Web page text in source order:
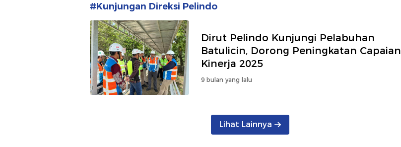
#Kunjungan Direksi Pelindo
Dirut Pelindo Kunjungi Pelabuhan
Batulicin, Dorong Peningkatan Capaian
Kinerja 2025
9 bulan yang lalu
Lihat Lainnya